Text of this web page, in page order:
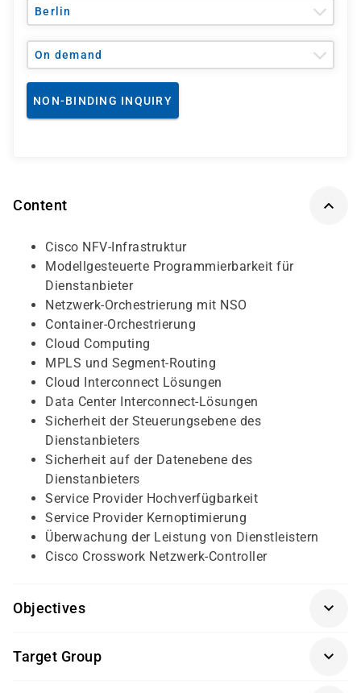
Berlin
On demand
NON-BINDING INQUIRY
Content
Cisco NFV-Infrastruktur
Modellgesteuerte Programmierbarkeit für
Dienstanbieter
Netzwerk-Orchestrierung mit NSO
Container-Orchestrierung
Cloud Computing
MPLS und Segment-Routing
Cloud Interconnect Lösungen
Data Center Interconnect-Lösungen
Sicherheit der Steuerungsebene des
Dienstanbieters
Sicherheit auf der Datenebene des
Dienstanbieters
Service Provider Hochverfügbarkeit
Service Provider Kernoptimierung
Überwachung der Leistung von Dienstleistern
Cisco Crosswork Netzwerk-Controller
Objectives
folgende Kenntnisse und Fähigkeiten verfügen:
Target Group